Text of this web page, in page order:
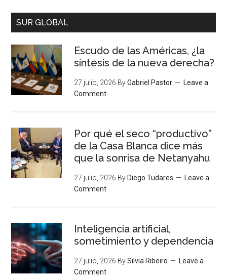
SUR GLOBAL
Escudo de las Américas, ¿la
síntesis de la nueva derecha?
27 julio, 2026 ByGabriel Pastor
Leave a
Comment
Por qué el seco “productivo”
de la Casa Blanca dice más
que la sonrisa de Netanyahu
27 julio, 2026 By Diego Tudares
Leave a
Comment
Inteligencia artificial,
sometimiento y dependencia
27 julio, 2026 BySilvia Ribeiro
Leave a
Comment